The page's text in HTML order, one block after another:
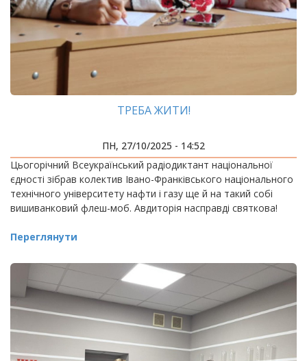
ТРЕБА ЖИТИ!
ПН, 27/10/2025 - 14:52
Цьогорічний Всеукраїнський радіодиктант національної
єдності зібрав колектив Івано-Франківського національного
технічного університету нафти і газу ще й на такий собі
вишиванковий флеш-моб. Авдиторія насправді святкова!
Переглянути